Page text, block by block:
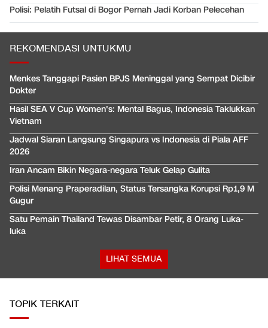
Polisi: Pelatih Futsal di Bogor Pernah Jadi Korban Pelecehan
REKOMENDASI UNTUKMU
Menkes Tanggapi Pasien BPJS Meninggal yang Sempat Dicibir
Dokter
Hasil SEA V Cup Women's: Mental Bagus, Indonesia Taklukkan
Vietnam
Jadwal Siaran Langsung Singapura vs Indonesia di Piala AFF
2026
Iran Ancam Bikin Negara-negara Teluk Gelap Gulita
Polisi Menang Praperadilan, Status Tersangka Korupsi Rp1,9 M
Gugur
Satu Pemain Thailand Tewas Disambar Petir, 8 Orang Luka-
luka
LIHAT SEMUA
TOPIK TERKAIT